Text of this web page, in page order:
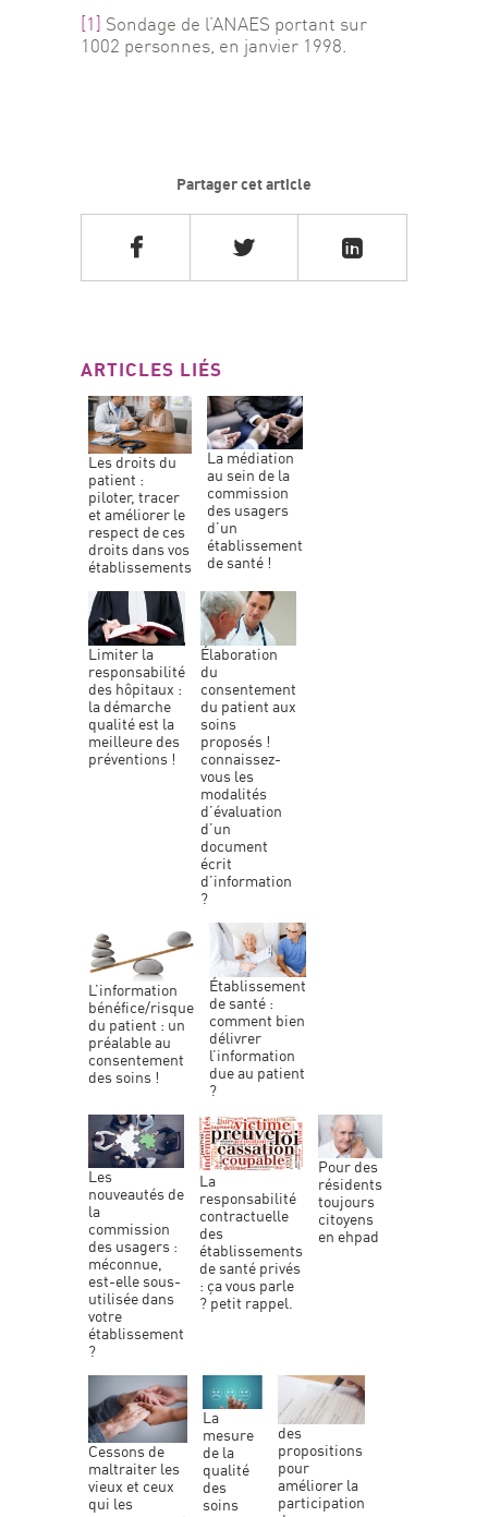
[1]
Sondage de l’ANAES portant sur
1002 personnes, en janvier 1998.
Partager cet article
ARTICLES LIÉS
les droits du
patient :
piloter, tracer
et améliorer le
respect de ces
droits dans vos
établissements
la médiation
au sein de la
commission
des usagers
d’un
établissement
de santé !
limiter la
responsabilité
des hôpitaux :
la démarche
qualité est la
meilleure des
préventions !
élaboration
du
consentement
du patient aux
soins
proposés !
connaissez-
vous les
modalités
d’évaluation
d’un
document
écrit
d’information
?
l’information
bénéfice/risque
du patient : un
préalable au
consentement
des soins !
établissement
de santé :
comment bien
délivrer
l’information
due au patient
?
les
nouveautés de
la
commission
des usagers :
méconnue,
est-elle sous-
utilisée dans
votre
établissement
?
la
responsabilité
contractuelle
des
établissements
de santé privés
: ça vous parle
? petit rappel.
pour des
résidents
toujours
citoyens
en ehpad
cessons de
maltraiter les
vieux et ceux
qui les
la
mesure
de la
qualité
des
soins
propositions
pour
améliorer la
participation